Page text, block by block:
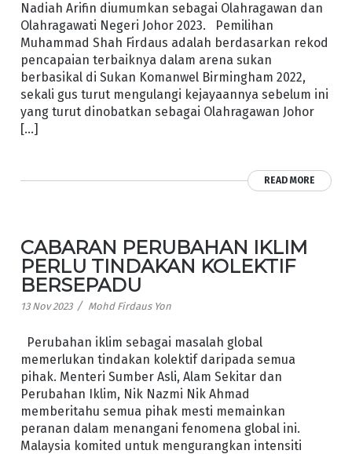
Nadiah Arifin diumumkan sebagai Olahragawan dan
Olahragawati Negeri Johor 2023. Pemilihan
Muhammad Shah Firdaus adalah berdasarkan rekod
pencapaian terbaiknya dalam arena sukan
berbasikal di Sukan Komanwel Birmingham 2022,
sekali gus turut mengulangi kejayaannya sebelum ini
yang turut dinobatkan sebagai Olahragawan Johor
[…]
READ MORE
CABARAN PERUBAHAN IKLIM
PERLU TINDAKAN KOLEKTIF
BERSEPADU
13 Nov 2023 / Mohd Firdaus Yon
Perubahan iklim sebagai masalah global
memerlukan tindakan kolektif daripada semua
pihak. Menteri Sumber Asli, Alam Sekitar dan
Perubahan Iklim, Nik Nazmi Nik Ahmad
memberitahu semua pihak mesti memainkan
peranan dalam menangani fenomena global ini.
Malaysia komited untuk mengurangkan intensiti